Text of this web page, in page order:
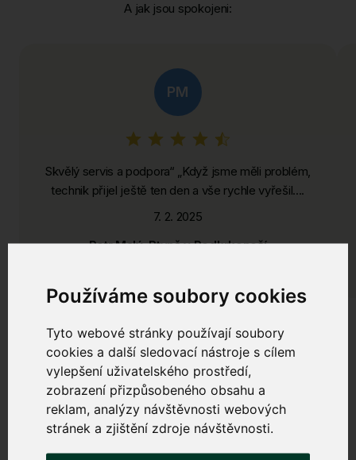
Používáme soubory cookies
Tyto webové stránky používají soubory
cookies a další sledovací nástroje s cílem
vylepšení uživatelského prostředí,
zobrazení přizpůsobeného obsahu a
reklam, analýzy návštěvnosti webových
stránek a zjištění zdroje návštěvnosti.
A jak jsou spokojeni:
PM
Skvělý servis a podpora“ „Když jsme měli problém,
technik přijel ještě ten den a vše rychle vyřešil....
7. 2. 2025
Petr Malý, Rtyně v Podkrkonoší
Bezpečný internet
Chrání váš počítač, tablet a mobil před viry, malwarem,
phishingem a dalšími internetovými hrozbami. Zabrání